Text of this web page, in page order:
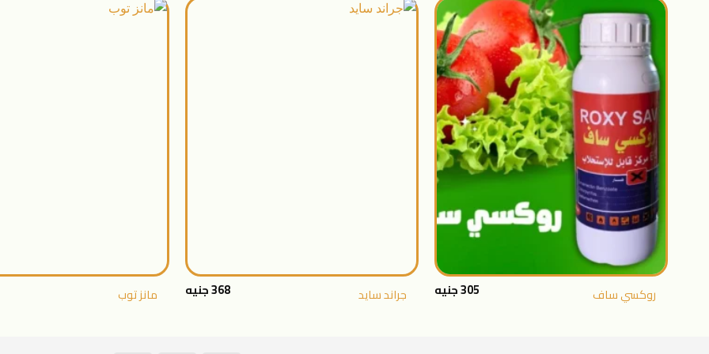
اضافة
الى
المنتجات
المفضلة
روكسي ساف 305جنيه ‫جراند سايد 368جنيه مانز توب